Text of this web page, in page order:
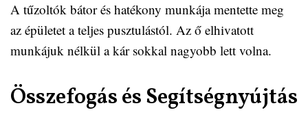
A tűzoltók bátor és hatékony munkája mentette meg
az épületet a teljes pusztulástól. Az ő elhivatott
munkájuk nélkül a kár sokkal nagyobb lett volna.
Összefogás és Segítségnyújtás